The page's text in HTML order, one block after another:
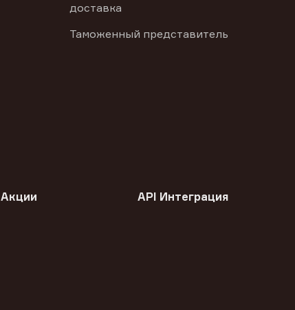
доставка
Таможенный представитель
Акции API Интеграция